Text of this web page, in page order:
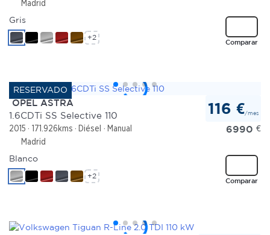
Madrid
Comparar
Gris
+2
OPEL ASTRA
1.6CDTi SS Selective 110
2015 171.926kms Diésel
Manual
Madrid
116 €/mes
6990 €
Comparar
Blanco
+2